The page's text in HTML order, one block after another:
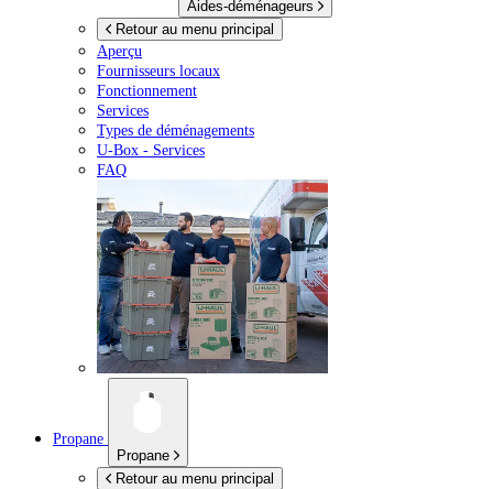
Aides-déménageurs
Retour au menu principal
Aperçu
Fournisseurs locaux
Fonctionnement
Services
Types de déménagements
U-Box - Services
FAQ
Propane
Propane
Retour au menu principal